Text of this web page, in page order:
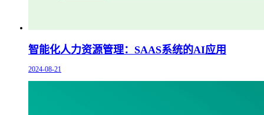
智能化人力资源管理：SAAS系统的AI应用
2024-08-21